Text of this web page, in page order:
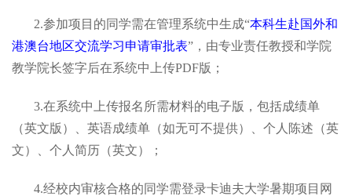
2.参加项目的同学需在管理系统中生成“本科生赴国外和
港澳台地区交流学习申请审批表”，由专业责任教授和学院
教学院长签字后在系统中上传PDF版；
3.在系统中上传报名所需材料的电子版，包括成绩单
（英文版）、英语成绩单（如无可不提供）、个人陈述（英
文）、个人简历（英文）；
4.经校内审核合格的同学需登录卡迪夫大学暑期项目网